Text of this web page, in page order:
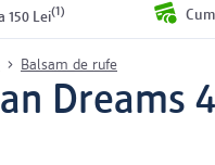
150 Lei(1)
Balsam de rufe
Dreams